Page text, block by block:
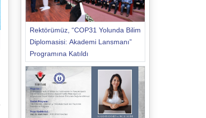
Rektörümüz, “COP31 Yolunda Bilim
Diplomasisi: Akademi Lansmanı”
Programına Katıldı